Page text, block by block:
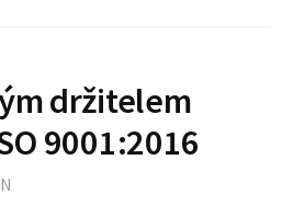
držitelem
9001:2016